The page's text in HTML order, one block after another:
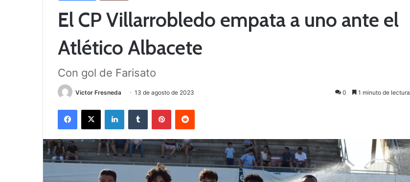
El CP Villarrobledo empata a uno ante el
Atlético Albacete
Con gol de Farisato
Victor Fresneda 13 de agosto de 2023 0 1 minuto de lectura